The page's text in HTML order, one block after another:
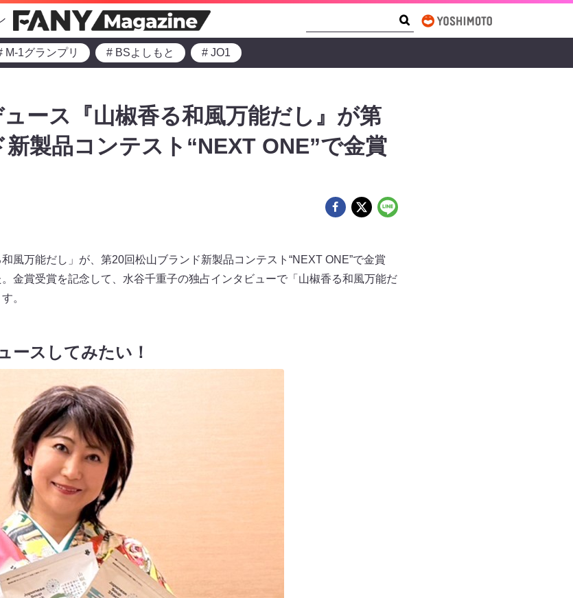
M-1グランプリ # BSよしもと # JO1
ース『山椒香る和風万能だし』が第
製品コンテスト“NEXT ONE”で金賞
風万能だし」が、第20回松山ブランド新製品コンテスト“NEXT ONE”で金賞
金賞受賞を記念して、水谷千重子の独占インタビューで「山椒香る和風万能だ
。
ースしてみたい！